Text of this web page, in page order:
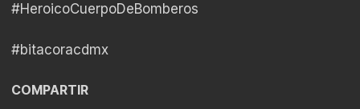
#HeroicoCuerpoDeBomberos
#bitacoracdmx
COMPARTIR